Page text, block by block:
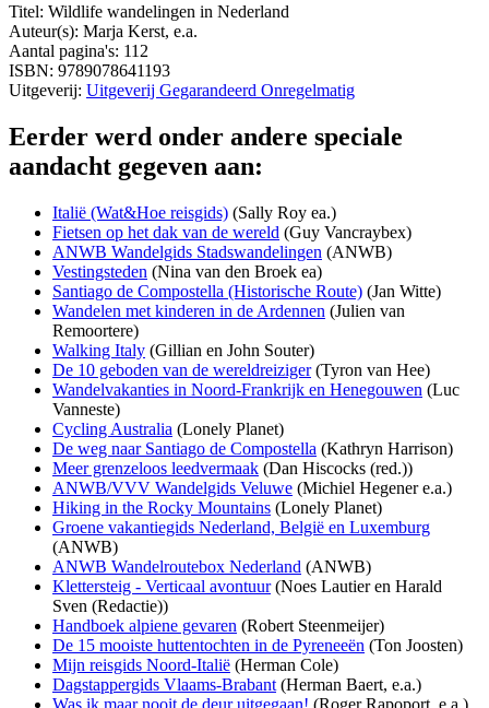
Titel: Wildlife wandelingen in Nederland
Auteur(s): Marja Kerst, e.a.
Aantal pagina's: 112
ISBN: 9789078641193
Uitgeverij: Uitgeverij Gegarandeerd Onregelmatig
Eerder werd onder andere speciale
aandacht gegeven aan:
Italië (Wat&Hoe reisgids) (Sally Roy ea.)
Fietsen op het dak van de wereld (Guy Vancraybex)
ANWB Wandelgids Stadswandelingen (ANWB)
Vestingsteden (Nina van den Broek ea)
Santiago de Compostella (Historische Route) (Jan Witte)
Wandelen met kinderen in de Ardennen (Julien van
Remoortere)
Walking Italy (Gillian en John Souter)
De 10 geboden van de wereldreiziger(Tyron van Hee)
Wandelvakanties in Noord-Frankrijk en Henegouwen (Luc
Vanneste)
Cycling Australia (Lonely Planet)
De weg naar Santiago de Compostella (Kathryn Harrison)
Meer grenzeloos leedvermaak (Dan Hiscocks (red.))
ANWB/VVV Wandelgids Veluwe (Michiel Hegener e.a.)
Hiking in the Rocky Mountains (Lonely Planet)
Groene vakantiegids Nederland, België en Luxemburg
(ANWB)
ANWB Wandelroutebox Nederland (ANWB)
Klettersteig - Verticaal avontuur(Noes Lautier en Harald
Sven (Redactie))
Handboek alpiene gevaren (Robert Steenmeijer)
De 15 mooiste huttentochten in de Pyreneeën (Ton Joosten)
Mijn reisgids Noord-Italië (Herman Cole)
Dagstappergids Vlaams-Brabant (Herman Baert, e.a.)
Was ik maar nooit de deur uitgegaan! (Roger Rapoport, e.a.)